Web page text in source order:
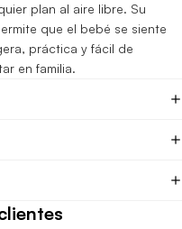
plan al aire libre. Su
que el bebé se siente
práctica y fácil de
en familia.